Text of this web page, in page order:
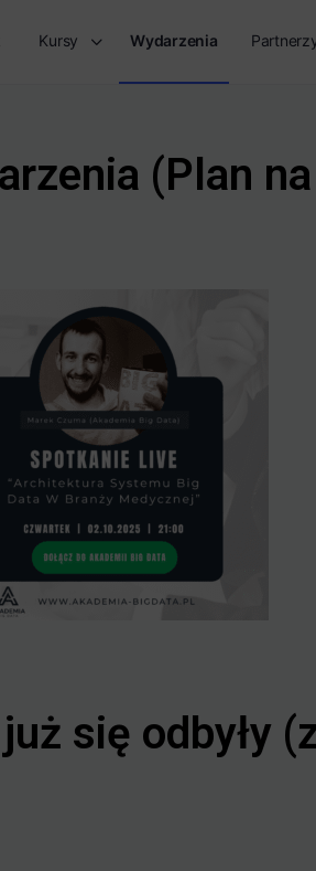
Kursy Wydarzenia
(Plan
się odbyły